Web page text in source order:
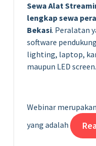
Sewa Alat
lengkap sewa
Bekasi. Peralatan
software
lighting, laptop,
maupun LED screen.
Webinar
yang adalah